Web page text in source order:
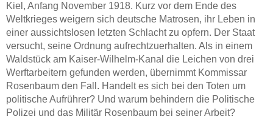
Kiel, Anfang November 1918. Kurz vor dem Ende des
Weltkrieges weigern sich deutsche Matrosen, ihr Leben in
einer aussichtslosen letzten Schlacht zu opfern. Der Staat
versucht, seine Ordnung aufrechtzuerhalten. Als in einem
Waldstück am Kaiser-Wilhelm-Kanal die Leichen von drei
Werftarbeitern gefunden werden, übernimmt Kommissar
Rosenbaum den Fall. Handelt es sich bei den Toten um
politische Aufrührer? Und warum behindern die Politische
Polizei und das Militär Rosenbaum bei seiner Arbeit?